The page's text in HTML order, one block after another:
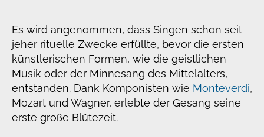
Es wird angenommen, dass Singen schon seit
jeher rituelle Zwecke erfüllte, bevor die ersten
künstlerischen Formen, wie die geistlichen
Musik oder der Minnesang des Mittelalters,
entstanden. Dank Komponisten wie Monteverdi,
Mozart und Wagner, erlebte der Gesang seine
erste große Blütezeit.